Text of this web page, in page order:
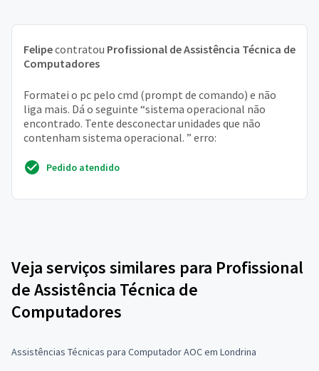
Felipecontratou Profissional de Assistência Técnica de
Computadores
Formatei o pc pelo cmd (prompt de comando) e não
liga mais. Dá o seguinte “sistema operacional não
encontrado. Tente desconectar unidades que não
contenham sistema operacional. ” erro:
Pedido atendido
Veja serviços similares para Profissional
de Assistência Técnica de
Computadores
Assistências Técnicas para Computador AOC em Londrina